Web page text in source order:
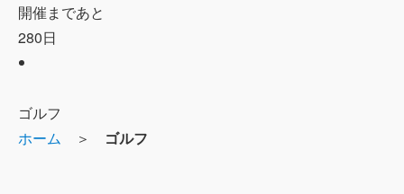
開催まであと
280日
ゴルフ
ホーム ＞ ゴルフ